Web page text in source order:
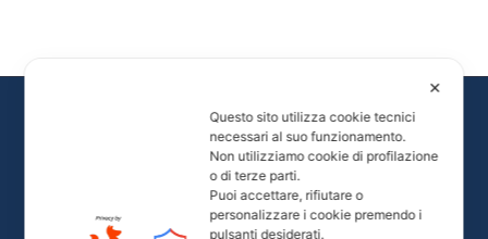
✕
Questo sito utilizza cookie tecnici
necessari al suo funzionamento.
Non utilizziamo cookie di profilazione
o di terze parti.
Puoi accettare, rifiutare o
personalizzare i cookie premendo i
pulsanti desiderati.